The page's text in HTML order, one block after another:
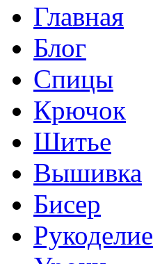
Главная
Блог
Спицы
Крючок
Шитье
Вышивка
Бисер
Рукоделие